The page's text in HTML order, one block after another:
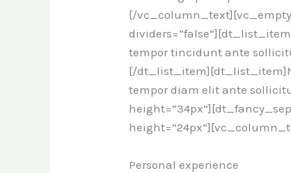
[/
tempor tincidunt ante
[/
tempor diam elit ante
Personal experience